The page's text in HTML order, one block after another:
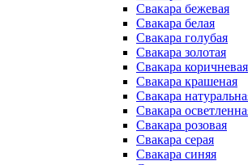
Свакара бежевая
Свакара белая
Свакара голубая
Свакара золотая
Свакара коричневая
Свакара крашеная
Свакара
Свакара
Свакара розовая
Свакара серая
Свакара синяя